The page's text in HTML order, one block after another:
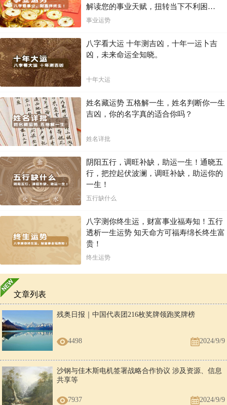
解读您的事业天赋，扭转当下不利困
局！！
事业运势
八字看大运 十年测吉凶，十年一运卜吉
凶，未来命运全知晓。
十年大运
姓名藏运势 五格解一生，姓名判断你一生
吉凶，你的名字真的适合你吗？
姓名详批
阴阳五行，调旺补缺，助运一生！通晓五
行，把控起伏波澜，调旺补缺，助运你的
一生！
五行缺什么
八字测你终生运，财富事业福寿知！五行
透析一生运势 知天命方可福寿绵长终生富
贵！
终生运势
文章列表
残奥日报｜中国代表团216枚奖牌领跑奖牌榜
4498 2024/9/9
沙钢与佳木斯电机签署战略合作协议 涉及资源、信息
共享等
7937 2024/9/9